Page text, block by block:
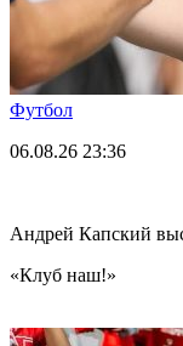
Футбол
06.08.26 23:36
Андрей Капский
«Клуб наш!»